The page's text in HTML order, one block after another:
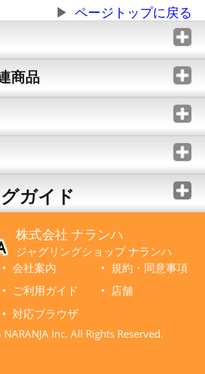
ページトップに戻る
商品
ガイド
株式会社 ナランハ
ジャグリングショップ ナランハ
会社案内
規約・同意事項
ご利用ガイド
店舗
対応ブラウザ
Inc. All Rights Reserved.